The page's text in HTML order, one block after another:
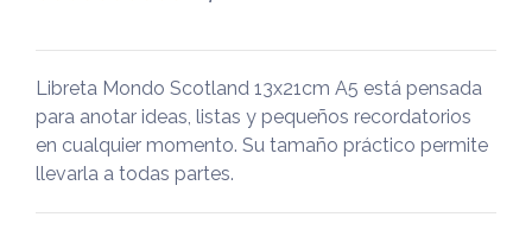
Libreta Mondo Scotland 13x21cm A5 está pensada
para anotar ideas, listas y pequeños recordatorios
en cualquier momento. Su tamaño práctico permite
llevarla a todas partes.